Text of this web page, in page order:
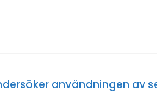
användningen av